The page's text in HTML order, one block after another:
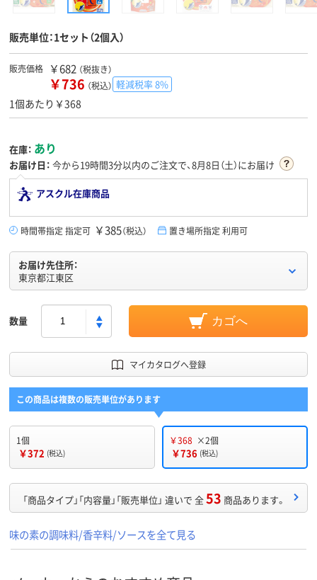
販売単位：1セット（2個入）
販売価格 ￥682 （税抜き）
￥736 （税込） 軽減税率 8%
1個あたり￥368
在庫： あり
お届け日： 今から19時間3分以内のご注文で、8月8日（土）にお届け
アスクル在庫商品
時間帯指定 指定可 ￥385（税込） 置き場所指定 利用可
お届け先住所：
東京都江東区
数量 カゴへ
マイカタログへ登録
この商品は複数の販売単位があります
1個
￥372 (税込)
￥368 ×2個
￥736 (税込)
「商品タイプ」「内容量」「販売単位」 違いで 全53 商品あります。
味の素の調味料/香辛料/ソースを全て見る